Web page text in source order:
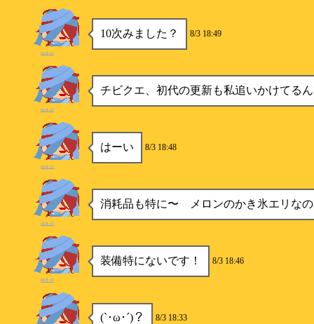
10次みました？ 8/3 18:49
ゆきの
チビクエ、初代の更新も私追いかけてる
ゆきの
はーい 8/3 18:48
ゆきの
消耗品も特に〜 メロンのかき氷エリな
ゆきの
装備特にないです！ 8/3 18:46
ゆきの
(`･ω･´)？ 8/3 18:33